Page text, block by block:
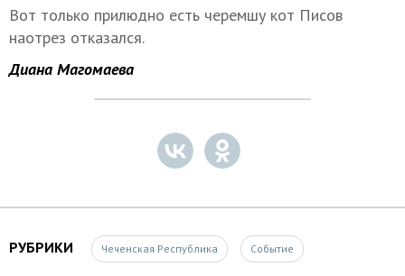
Вот только прилюдно есть черемшу кот Писов
наотрез отказался.
Диана Магомаева
РУБРИКИ Чеченская Республика Событие